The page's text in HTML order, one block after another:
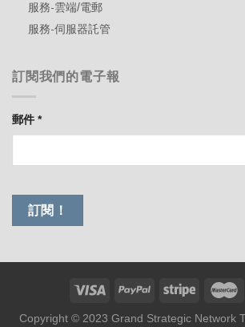
服務-雲端/電郵
服務-伺服器託管
訂閱我們的電子報
郵件*
Copyright © 2023 Grand Strategic Network